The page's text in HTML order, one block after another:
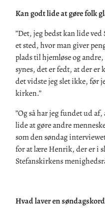
Kan godt lide at gøre folk
”Det, jeg bedst kan lide
et sted, hvor man giver
plads til hjemløse og
synes, det er fedt, at der
det vidste jeg slet ikke, før
kirken.”
”Og så har jeg fundet ud
lide at gøre andre
som den søndag
for at lære Henrik, der er i
Stefanskirkens
Hvad laver en